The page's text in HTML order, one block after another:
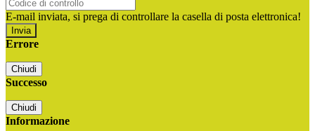
E-mail inviata, si prega di controllare la casella di posta elettronica!
Errore
Chiudi
Successo
Chiudi
Informazione